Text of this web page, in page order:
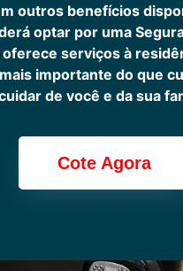
outros benefícios
optar por uma
serviços à
importante do que
de você e da sua
Cote Agora